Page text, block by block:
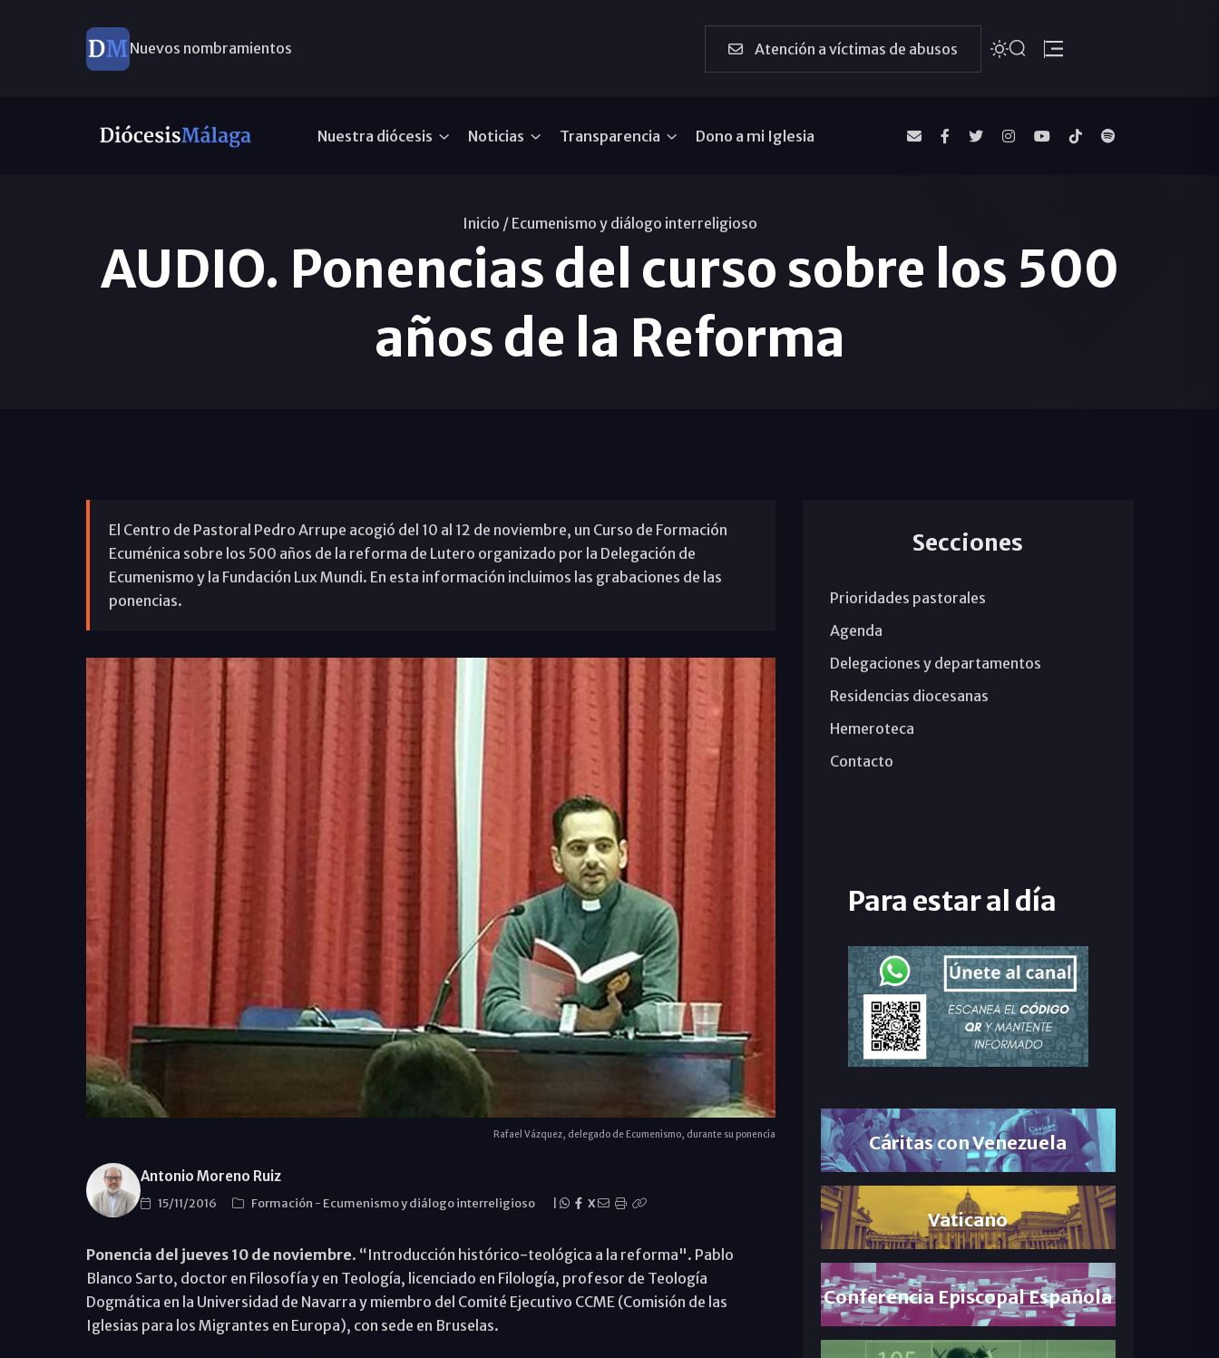
Nuevos nombramientos Atención a víctimas de abusos
Nuestra diócesis Noticias Transparencia Dono a mi Iglesia
Inicio / Ecumenismo y diálogo interreligioso
AUDIO. Ponencias del curso sobre los 500
años de la Reforma
El Centro de Pastoral Pedro Arrupe acogió del 10 al 12 de noviembre, un Curso de Formación
Ecuménica sobre los 500 años de la reforma de Lutero organizado por la Delegación de
Ecumenismo y la Fundación Lux Mundi. En esta información incluimos las grabaciones de las
ponencias.
Rafael Vázquez, delegado de Ecumenismo, durante su ponencia
Antonio Moreno Ruiz
15/11/2016 Formación - Ecumenismo y diálogo interreligioso X
Ponencia del jueves 10 de noviembre. “Introducción histórico-teológica a la reforma". Pablo
Blanco Sarto, doctor en Filosofía y en Teología, licenciado en Filología, profesor de Teología
Dogmática en la Universidad de Navarra y miembro del Comité Ejecutivo CCME (Comisión de las
Iglesias para los Migrantes en Europa), con sede en Bruselas.
Secciones
Prioridades pastorales
Agenda
Delegaciones y departamentos
Residencias diocesanas
Hemeroteca
Contacto
Para estar al día
Cáritas con Venezuela
Vaticano
Conferencia Episcopal Española